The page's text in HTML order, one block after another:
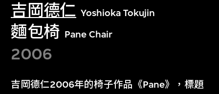
吉岡德仁 Yoshioka Tokujin
麵包椅 Pane Chair
2006
吉岡德仁2006年的椅子作品《Pane》，標題
探索世界頂級的二十及二十一世紀視覺
文化藏品。